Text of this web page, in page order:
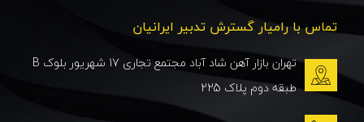
تماس با رامیار گسترش تدبیر ایرانیان
تهران بازار آهن شاد آباد مجتمع تجاری 17 شهریور بلوک B
طبقه دوم پلاک 225